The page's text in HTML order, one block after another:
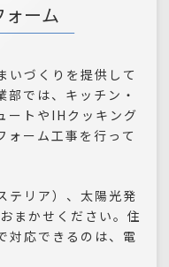
ォーム
いづくりを提供して
では、キッチン・
ートやIHクッキング
ォーム工事を行って
テリア）、太陽光発
まかせください。住
対応できるのは、電